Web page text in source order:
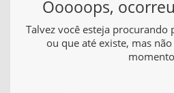
Ooooops,
Talvez você esteja procurando
ou que até existe, mas